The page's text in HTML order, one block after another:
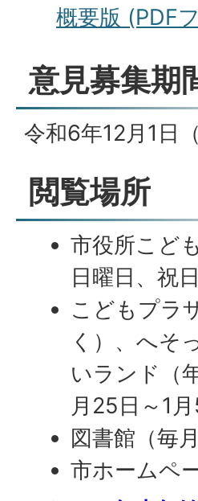
概要版 (PDF
意見募集期
令和6年12月1日
閲覧場所
市役所こど
日曜日、祝
こどもプラ
く）、へそ
いランド（
月25日～1月
図書館（毎
市ホームペ